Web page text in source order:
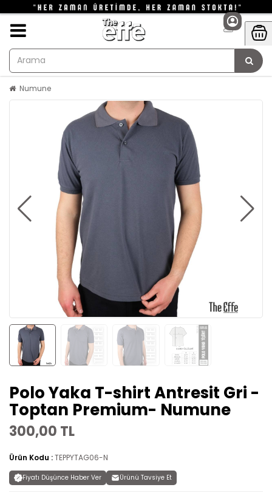
Numune
Polo Yaka T-shirt Antresit Gri -
Toptan Premium- Numune
300,00 TL
Ürün Kodu :TEPPYTAG06-N
Fiyatı Düşünce Haber Ver Ürünü Tavsiye Et